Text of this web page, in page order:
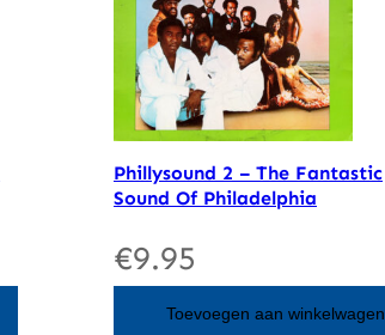
Phillysound 2 – The Fantastic
Sound Of Philadelphia
€9.95
Toevoegen aan winkelwagen